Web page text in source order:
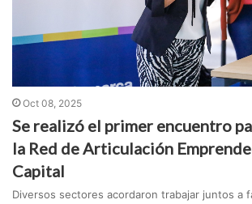
Oct 08, 2025
Se realizó el primer encuentro
la Red de Articulación
Capital
Diversos sectores acordaron trabajar juntos a